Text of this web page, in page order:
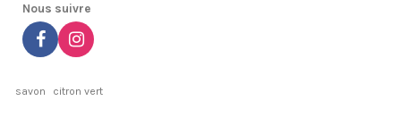
Nous suivre
savon citron vert